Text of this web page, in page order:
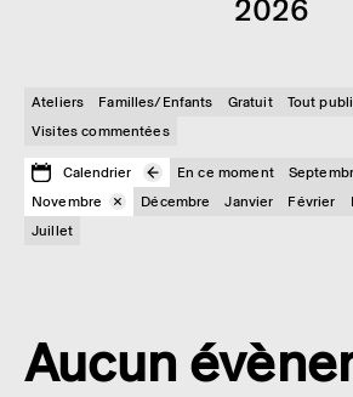
2026
Ateliers Familles/Enfants Gratuit
Tout
Visites commentées
Calendrier En ce moment
Novembre
Décembre Janvier Février
Juillet
Aucun